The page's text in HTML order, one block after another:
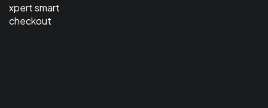
xpert smart
checkout